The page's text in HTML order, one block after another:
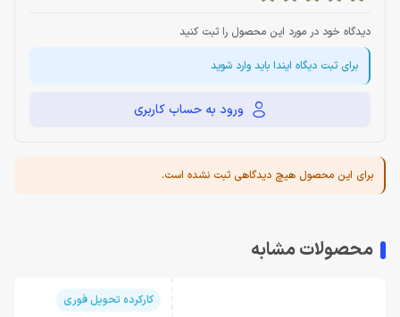
دیدگاه خود در مورد این محصول را ثبت کنید
برای ثبت دیگاه ایندا باید وارد شوید
ورود به حساب کاربری
برای این محصول هیچ دیدگاهی ثبت نشده است.
محصولات مشابه
کارکرده تحویل فوری